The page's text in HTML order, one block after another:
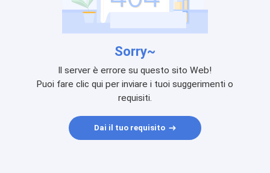
Sorry~
Il server è errore su questo sito Web!
Puoi fare clic qui per inviare i tuoi suggerimenti o
requisiti.
Dai il tuo requisito